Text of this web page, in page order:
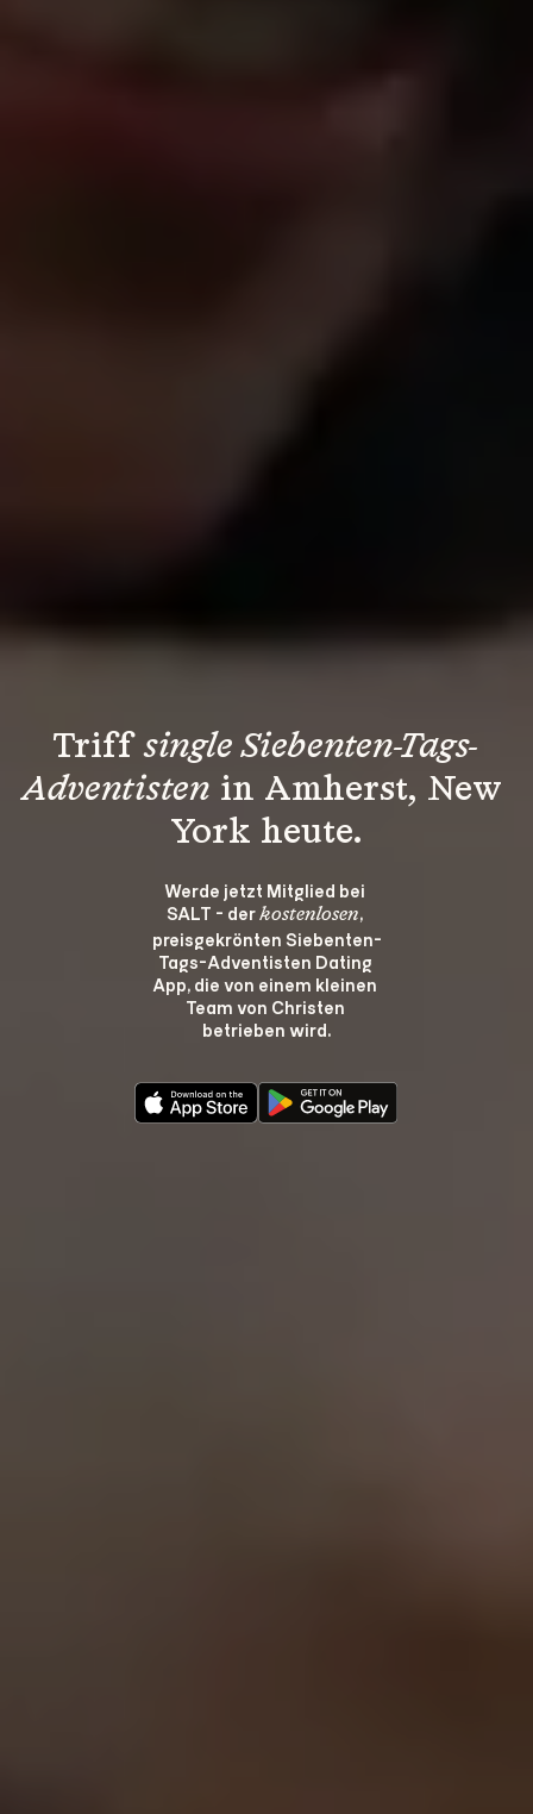
Triff single Siebenten-Tags-
Adventisten in Amherst, New
York heute.
Werde jetzt Mitglied bei
SALT - der kostenlosen,
preisgekrönten Siebenten-
Tags-Adventisten Dating
App, die von einem kleinen
Team von Christen
betrieben wird.